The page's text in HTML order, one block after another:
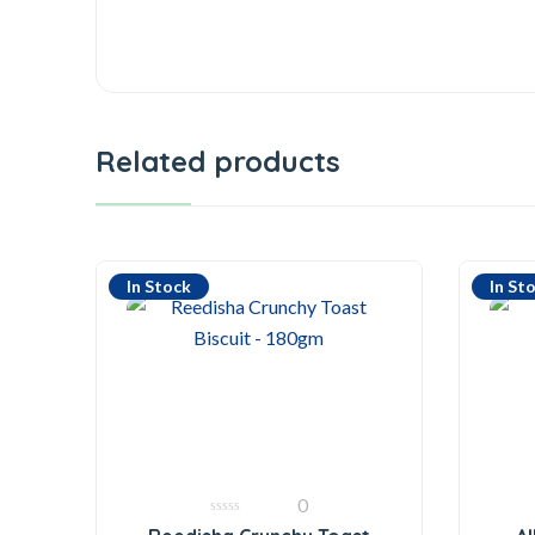
Related products
In Stock
0
0
In